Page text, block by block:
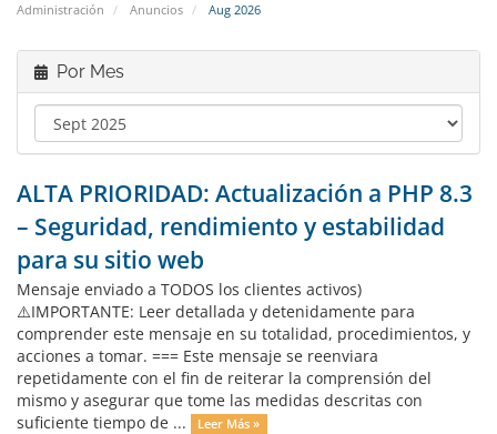
Administración Anuncios Aug 2026
Por Mes
ALTA PRIORIDAD: Actualización a PHP 8.3
– Seguridad, rendimiento y estabilidad
para su sitio web
Mensaje enviado a TODOS los clientes activos)
⚠️IMPORTANTE: Leer detallada y detenidamente para
comprender este mensaje en su totalidad, procedimientos, y
acciones a tomar. === Este mensaje se reenviara
repetidamente con el fin de reiterar la comprensión del
mismo y asegurar que tome las medidas descritas con
suficiente tiempo de ...
Leer Más »